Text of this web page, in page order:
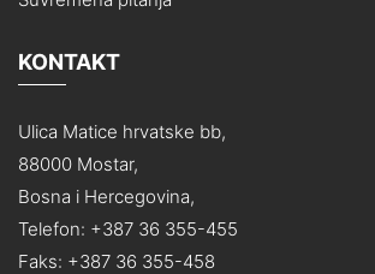
KONTAKT
Ulica Matice hrvatske bb,
88000 Mostar,
Bosna i Hercegovina,
Telefon: +387 36 355-455
Faks: +387 36 355-458